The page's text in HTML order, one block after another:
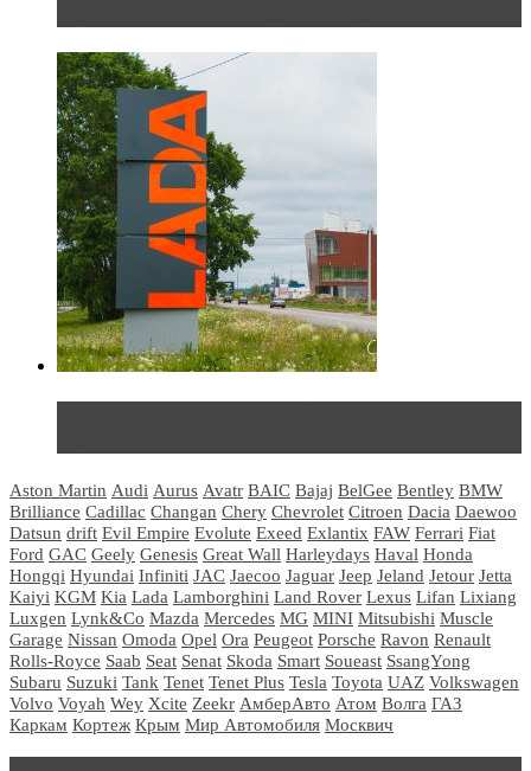
Aston Martin Audi Aurus Avatr BAIC Bajaj BelGee Bentley BMW
Brilliance Cadillac Changan Chery Chevrolet Citroen Dacia Daewoo
Datsun drift Evil Empire Evolute Exeed Exlantix FAW Ferrari Fiat
Ford GAC Geely Genesis Great Wall Harleydays Haval Honda
Hongqi Hyundai Infiniti JAC Jaecoo Jaguar Jeep Jeland Jetour Jetta
Kaiyi KGM Kia Lada Lamborghini Land Rover Lexus Lifan Lixiang
Luxgen Lynk&Co Mazda Mercedes MG MINI Mitsubishi Muscle
Garage Nissan Omoda Opel Ora Peugeot Porsche Ravon Renault
Rolls-Royce Saab Seat Senat Skoda Smart Soueast SsangYong
Subaru Suzuki Tank Tenet Tenet Plus Tesla Toyota UAZ Volkswagen
Volvo Voyah Wey Xcite Zeekr АмберАвто Атом Волга ГАЗ
Каркам Кортеж Крым Мир Автомобиля Москвич